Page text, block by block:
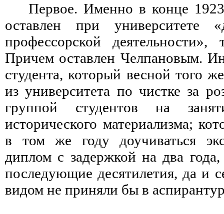
Первое. Именно в конце
оставлен при университете
профессорской деятельности»,
Причем оставлен Челпановым.
студента, который весной того
из университета по чистке за
группой студентов на
исторического материализма;
в том же году доучиваться
диплом с задержкой на два года,
последующие десятилетия, да и
видом не приняли бы в